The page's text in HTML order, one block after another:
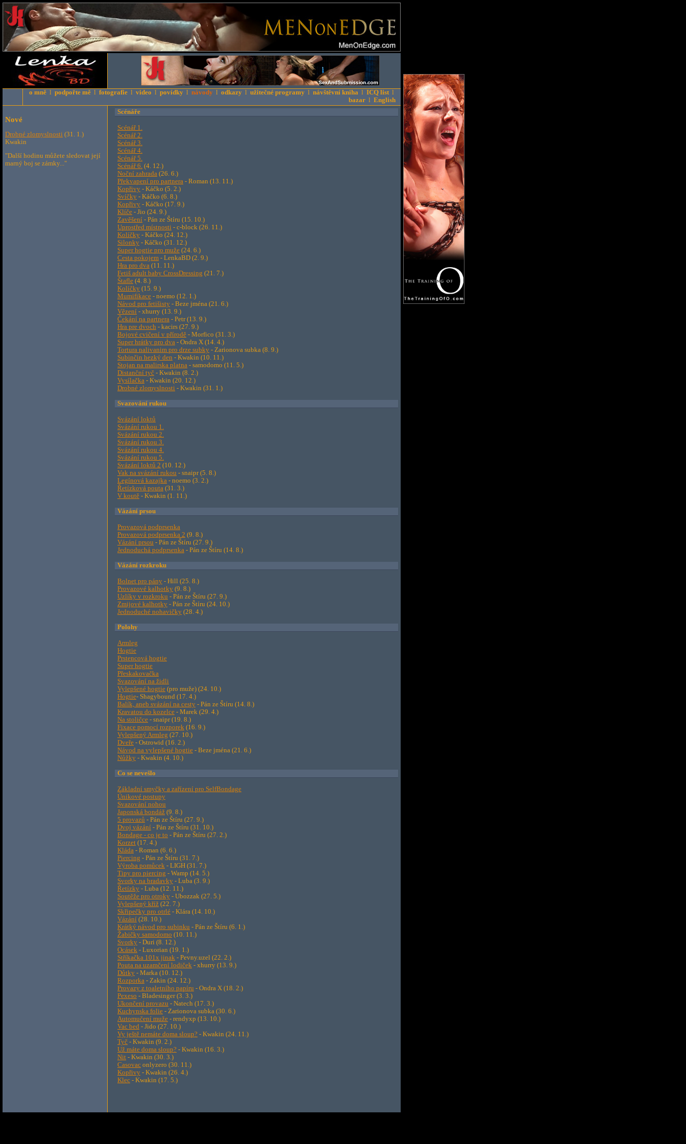
o mně l podpořte mě l fotografie l video l povídky l návody l odkazy l užitečné programy l návštěvní kniha l ICQ list l
bazar l English
Scénáře
Scénář 1.
Scénář 2.
Scénář 3.
Scénář 4.
Scénář 5.
Scénář 6. (4. 12.)
Noční zahrada (26. 6.)
Překvapení pro partnera - Roman (13. 11.)
Kopřivy - Káčko (5. 2.)
Svíčky - Káčko (6. 8.)
Kopřivy - Káčko (17. 9.)
Klíče - Jio (24. 9.)
Zavěšení - Pán ze Štíru (15. 10.)
Uprostřed místnosti - c-block (26. 11.)
Kolíčky - Káčko (24. 12.)
Silonky - Káčko (31. 12.)
Super hogtie pro muže (24. 6.)
Cesta pokojem - LenkaBD (2. 9.)
Hra pro dva (11. 11.)
Fetiš adult baby CrossDressing (21. 7.)
Štafle (4. 8.)
Kolíčky (15. 9.)
Mumifikace - noemo (12. 1.)
Návod pro fetišisty - Beze jména (21. 6.)
Vězení - xhurry (13. 9.)
Čekání na partnera - Petr (13. 9.)
Hra pre dvoch - kacirs (27. 9.)
Bojové cvičení v přírodě - Morfico (31. 3.)
Super hrátky pro dva - Ondra X (14. 4.)
Tortura nalivanim pro drze subky - Zarionova subka (8. 9.)
Subinčin hezký den - Kwakin (10. 11.)
Stojan na malirska platna - samodomo (11. 5.)
Distanční tyč - Kwakin (8. 2.)
Vysílačka - Kwakin (20. 12.)
Drobné zlomyslnosti - Kwakin (31. 1.)
Svazování rukou
Svázání loktů
Svázání rukou 1.
Svázání rukou 2.
Svázání rukou 3.
Svázání rukou 4.
Svázání rukou 5.
Svázání loktů 2 (10. 12.)
Vak na svázání rukou - snaipr (5. 8.)
Legínová kazajka - noemo (3. 2.)
Řetízková pouta (31. 3.)
V koutě - Kwakin (1. 11.)
Vázání prsou
Provazová podprsenka
Provazová podprsenka 2 (9. 8.)
Vázání prsou - Pán ze Štíru (27. 9.)
Jednoduchá podprsenka - Pán ze Štíru (14. 8.)
Vázání rozkroku
Bolnet pro pány - Hill (25. 8.)
Provazové kalhotky (9. 8.)
Uzlíky v rozkroku - Pán ze Štíru (27. 9.)
Zmijové kalhotky - Pán ze Štíru (24. 10.)
Jednoduché nohavičky (28. 4.)
Polohy
Armleg
Hogtie
Prstencová hogtie
Super hogtie
Přeskakovačka
Svazování na židli
Vylepšené hogtie (pro muže) (24. 10.)
Hogtie- Shagybound (17. 4.)
Balík, aneb svázání na cesty - Pán ze Štíru (14. 8.)
Kravatou do kozelce - Marek (29. 4.)
Na stoličce - snaipr (19. 8.)
Fixace pomocí rozporek (16. 9.)
Vylepšený Armleg (27. 10.)
Dveře - Ostrowid (16. 2.)
Návod na vylepšené hogtie - Beze jména (21. 6.)
Nůžky - Kwakin (4. 10.)
Co se nevešlo
Základní smyčky a zařízení pro SelfBondage
Únikové postupy
Svazování nohou
Japonská bondáž (9. 8.)
5 provazů - Pán ze Štíru (27. 9.)
Dvoj vázání - Pán ze Štíru (31. 10.)
Bondage - co je to - Pán ze Štíru (27. 2.)
Korzet (17. 4.)
Kláda - Roman (6. 6.)
Piercing - Pán ze Štíru (31. 7.)
Výroba pomůcek - LIGH (31. 7.)
Tipy pro piercing - Wamp (14. 5.)
Svorky na bradavky - Luba (3. 9.)
Řetízky - Luba (12. 11.)
Soutěže pro otroky - Ubozzak (27. 5.)
Vylepšený kříž (22. 7.)
Skřipečky pro otrlé - Klára (14. 10.)
Vázání (28. 10.)
Krátký návod pro subinku - Pán ze Štíru (6. 1.)
Žabičky samodomo (10. 11.)
Svorky - Duri (8. 12.)
Ocásek - Luxorian (19. 1.)
Stříkačka 101x jinak - Pevny.uzel (22. 2.)
Pouta na uzamčení lodiček - xhurry (13. 9.)
Důtky - Marka (10. 12.)
Rozporka - Zakin (24. 12.)
Provazy z toaletního papíru - Ondra X (18. 2.)
Pexeso - Bladesinger (3. 3.)
Ukončení provazu - Natech (17. 3.)
Kuchynska folie - Zarionova subka (30. 6.)
Automučení muže - rendyxp (13. 10.)
Vac bed - Jido (27. 10.)
Vy ještě nemáte doma sloup? - Kwakin (24. 11.)
Tyč - Kwakin (9. 2.)
Už máte doma sloup? - Kwakin (16. 3.)
Nit - Kwakin (30. 3.)
Casovac onlyzero (30. 11.)
Kopřivy - Kwakin (26. 4.)
Klec - Kwakin (17. 5.)
Nové
Drobné zlomyslnosti (31. 1.)
Kwakin
"Další hodinu můžete sledovat její
marný boj se zámky..."